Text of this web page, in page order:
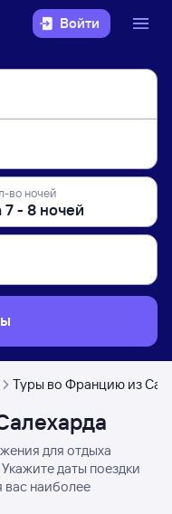
Войти
во ночей
Туры во Францию из
для отдыха
даты поездки
наиболее